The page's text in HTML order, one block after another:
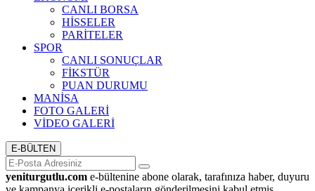
CANLI BORSA
HİSSELER
PARİTELER
SPOR
CANLI SONUÇLAR
FİKSTÜR
PUAN DURUMU
MANİSA
FOTO GALERİ
VİDEO GALERİ
E-BÜLTEN
yeniturgutlu.com e-bültenine abone olarak, tarafınıza haber, duyuru